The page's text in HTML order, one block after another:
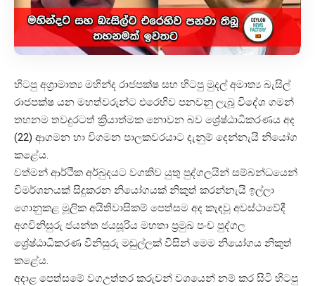
හිටපු අග්‍රාමාත්‍ය මහින්ද රාජපක්ෂ සහ හිටපු මුදල් අමාත්‍ය බැසිල්
රාජපක්ෂ යන මහත්වරුන්ට එරෙහිව පනවනු ලැබූ විදේශ ගමන්
තහනම තවදුරටත් ක්‍රියාත්මක නොවන බව ශ්‍රේෂ්ඨාධිකරණය අද
(22) ආගමන හා විගමන පාලකවරයාට දැනුම් දෙන්නැයි නියෝග
කළේය.
වත්මන් ආර්ථික අර්බුදයට වගකිව යුතු පුද්ගලයින් සම්බන්ධයෙන්
විමර්ශනයක් සිදුකරන නියෝගයක් නිකුත් කරන්නැයි ඉල්ලා
ගොනුකළ මූලික අයිතිවාසිකම් පෙත්සම අද කැඳවූ අවස්ථාවේදී
අගවිනිසුරු ජයන්ත ජයසූරිය මහතා ප්‍රමුඛ පංච පුද්ගල
ශ්‍රේෂ්ඨාධිකරණ විනිසුරු මඬුල්ලක් විසින් මෙම නියෝගය නිකුත්
කළේය.
අදාළ පෙත්සමේ වගඋත්තර කරුවන් වශයෙන් නම් කර සිටි හිටපු